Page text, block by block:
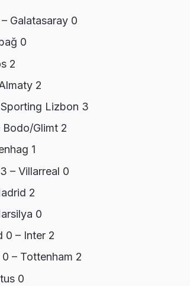
Galatasaray 0
0
2
2
Lizbon 3
Glimt 2
1
– Villarreal 0
2
0
0 – Inter 2
– Tottenham 2
0